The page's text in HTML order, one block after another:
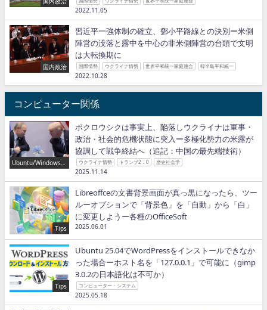
2022.11.05
国内政治
習近平一強体制の確立、鄧小平路線との決別ー米側
陣営の没落と露中を中心の非米側陣営の台頭で文明
は大転換期に
国際情勢 ウクライナ情勢 世界平和統一家庭連合 韓半島平和統一
2022.10.28
コンピューター関係
Ubuntu/Windows/P
ポクロウシクは事実上、陥落しウクライナは軍事・
政治・社会的危機状態に突入ー多極化勢力の米露が
協調して戦争終結へ（追記：中国の最先端技術）
ウクライナ情勢 トランプ2．0 歴史社会学
2025.11.14
Tips
Libreoffceの文書背景画面が真っ黒になったら、ツー
ルーオプションで「背景色」を「自動」から「白」
に変更しようー各種のOfficeSoft
2025.06.01
Tips
Ubuntu 25.04でWordPressをインストールできなか
った場合ーホスト名を「127.0.0.1」で可能に（gimp
3.0.2の日本語化は不可か）
コンピューター・システム
2025.05.18